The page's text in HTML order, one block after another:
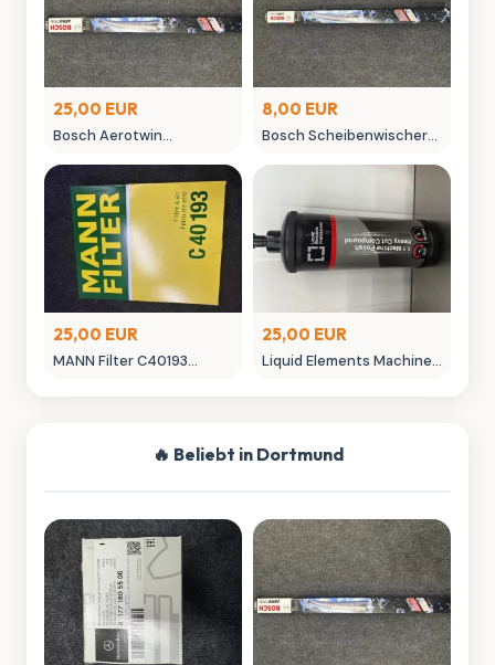
25,00 EUR
Bosch Aerotwin
neuwertig in OVP
8,00 EUR
Bosch Scheibenwischer
gebraucht
25,00 EUR
MANN Filter C40193
25,00 EUR
Liquid Elements Machine
🔥 Beliebt in Dortmund